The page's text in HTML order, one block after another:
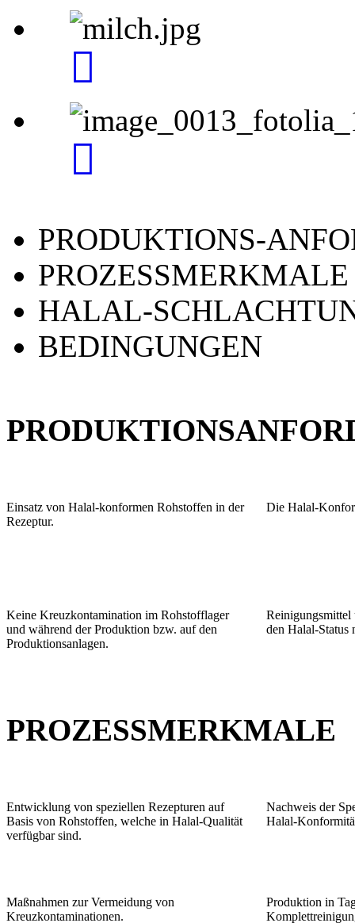
PRODUKTIONS-
PROZESSMERKMALE
HALAL-
BEDINGUNGEN
Einsatz von Halal-konformen Rohstoffen in der
Rezeptur.
Die Halal-
Keine Kreuzkontamination im Rohstofflager
und während der Produktion bzw. auf den
Produktionsanlagen.
Reinigungsmittel
den Halal-Status
PROZESSMERKMALE
Entwicklung von speziellen Rezepturen auf
Basis von Rohstoffen, welche in Halal-Qualität
verfügbar sind.
Nachweis der
Halal-
Maßnahmen zur Vermeidung von
Kreuzkontaminationen.
Produktion in